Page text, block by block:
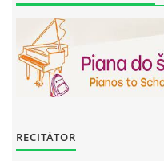
RECITÁTOR